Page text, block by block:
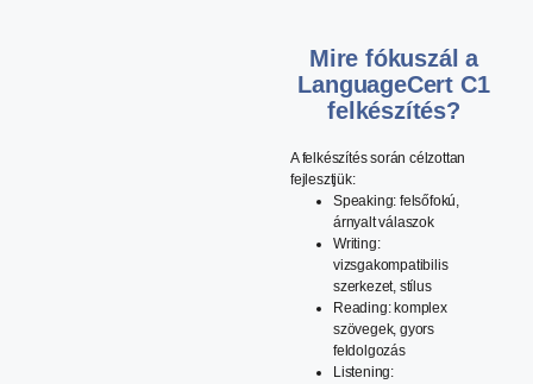
Mire fókuszál a
LanguageCert C1
felkészítés?
A felkészítés során célzottan
fejlesztjük:
Speaking: felsőfokú,
árnyalt válaszok
Writing:
vizsgakompatibilis
szerkezet, stílus
Reading: komplex
szövegek, gyors
feldolgozás
Listening: